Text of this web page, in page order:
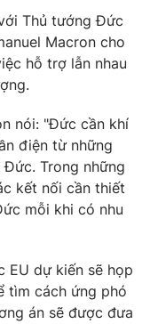
Thủ tướng Đức
Macron cho
hỗ trợ lẫn nhau
nói: "Đức cần khí
điện từ những
Trong những
kết nối cần thiết
mỗi khi có nhu
EU dự kiến sẽ họp
tìm cách ứng phó
án sẽ được đưa